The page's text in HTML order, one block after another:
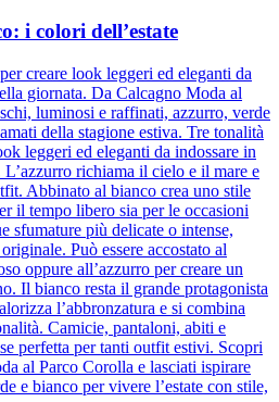
i colori dell’estate
creare look leggeri ed eleganti da
giornata. Da Calcagno Moda al
luminosi e raffinati, azzurro, verde
della stagione estiva. Tre tonalità
leggeri ed eleganti da indossare in
richiama il cielo e il mare e
Abbinato al bianco crea uno stile
il tempo libero sia per le occasioni
sfumature più delicate o intense,
Può essere accostato al
oppure all’azzurro per creare un
Il bianco resta il grande protagonista
l’abbronzatura e si combina
Camicie, pantaloni, abiti e
perfetta per tanti outfit estivi. Scopri
al Parco Corolla e lasciati ispirare
e bianco per vivere l’estate con stile,